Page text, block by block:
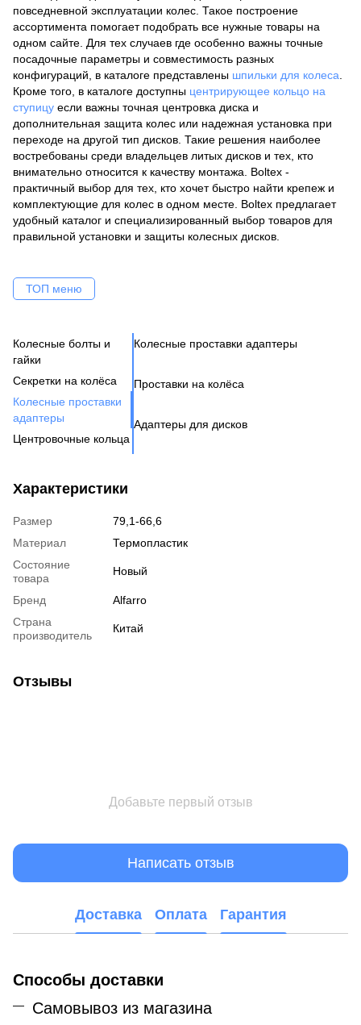
повседневной эксплуатации колес. Такое построение
ассортимента помогает подобрать все нужные товары на
одном сайте. Для тех случаев где особенно важны точные
посадочные параметры и совместимость разных
конфигураций, в каталоге представлены шпильки для колеса
Кроме того, в каталоге доступны центрирующее кольцо на
ступицу если важны точная центровка диска и
дополнительная защита колес или надежная установка при
переходе на другой тип дисков. Такие решения наиболее
востребованы среди владельцев литых дисков и тех, кто
внимательно относится к качеству монтажа. Boltex -
практичный выбор для тех, кто хочет быстро найти крепеж и
комплектующие для колес в одном месте. Boltex предлагает
удобный каталог и специализированный выбор товаров для
правильной установки и защиты колесных дисков.
ТОП меню
Колесные болты и
гайки
Секретки на колёса
Колесные проставки
адаптеры
Центровочные кольца
давления
Колесные проставки адаптеры
Проставки на колёса
Адаптеры для дисков
Характеристики
Размер
79,1-66,6
Материал
Термопластик
Состояние
товара
Новый
Бренд
Alfarro
Страна
производитель
Китай
Отзывы
Добавьте первый отзыв
Написать отзыв
Доставка Оплата Гарантия
Способы доставки
Самовывоз из магазина